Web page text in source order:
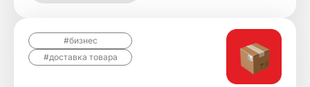
#бизнес
#доставка товара